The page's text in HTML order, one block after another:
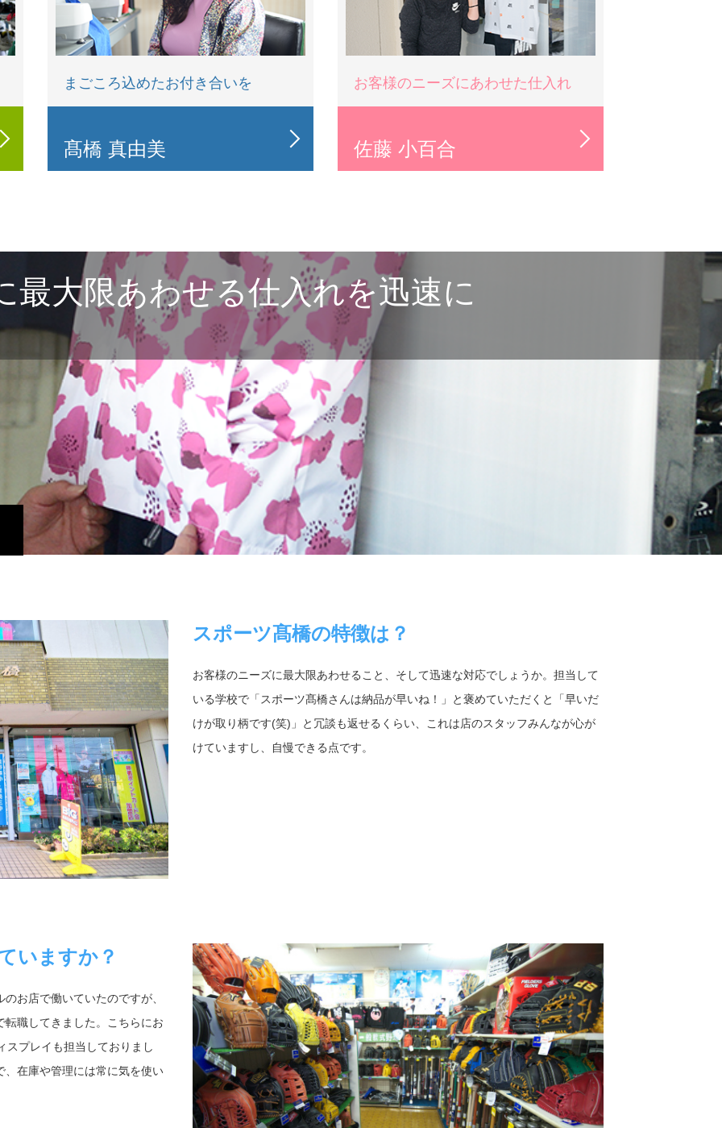
まごころ込めたお付き合いを
髙橋 真由美
お客様のニーズにあわせた仕入れ
佐藤 小百合
最大限あわせる仕入れを迅速に
スポーツ髙橋の特徴は？
お客様のニーズに最大限あわせること、そして迅速な対応でしょうか。担当して
いる学校で「スポーツ髙橋さんは納品が早いね！」と褒めていただくと「早いだ
けが取り柄です(笑)」と冗談も返せるくらい、これは店のスタッフみんなが心が
けていますし、自慢できる点です。
いますか？
お店で働いていたのですが、
職してきました。こちらにお
スプレイも担当しておりまし
在庫や管理には常に気を使い